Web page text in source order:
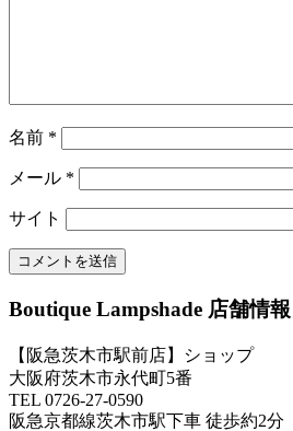
名前 *
メール *
サイト
Boutique Lampshade 店舗情報
【阪急茨木市駅前店】ショップ
大阪府茨木市永代町5番
TEL 0726-27-0590
阪急京都線茨木市駅下車 徒歩約2分